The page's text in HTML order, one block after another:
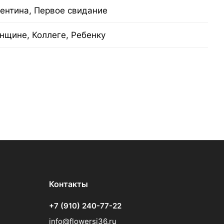
Первое свидание
Коллеге, Ребенку
Контакты
+7 (910) 240-77-22
info@flowersi36.ru